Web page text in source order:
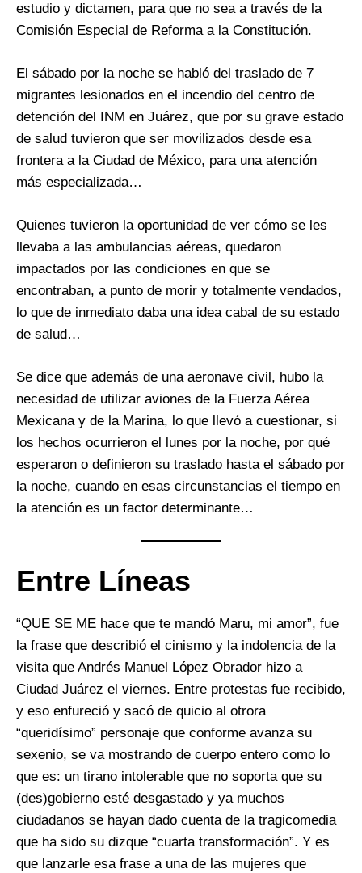
estudio y dictamen, para que no sea a través de la
Comisión Especial de Reforma a la Constitución.
El sábado por la noche se habló del traslado de 7
migrantes lesionados en el incendio del centro de
detención del INM en Juárez, que por su grave estado
de salud tuvieron que ser movilizados desde esa
frontera a la Ciudad de México, para una atención
más especializada…
Quienes tuvieron la oportunidad de ver cómo se les
llevaba a las ambulancias aéreas, quedaron
impactados por las condiciones en que se
encontraban, a punto de morir y totalmente vendados,
lo que de inmediato daba una idea cabal de su estado
de salud…
Se dice que además de una aeronave civil, hubo la
necesidad de utilizar aviones de la Fuerza Aérea
Mexicana y de la Marina, lo que llevó a cuestionar, si
los hechos ocurrieron el lunes por la noche, por qué
esperaron o definieron su traslado hasta el sábado por
la noche, cuando en esas circunstancias el tiempo en
la atención es un factor determinante…
Entre Líneas
“QUE SE ME hace que te mandó Maru, mi amor”, fue
la frase que describió el cinismo y la indolencia de la
visita que Andrés Manuel López Obrador hizo a
Ciudad Juárez el viernes. Entre protestas fue recibido,
y eso enfureció y sacó de quicio al otrora
“queridísimo” personaje que conforme avanza su
sexenio, se va mostrando de cuerpo entero como lo
que es: un tirano intolerable que no soporta que su
(des)gobierno esté desgastado y ya muchos
ciudadanos se hayan dado cuenta de la tragicomedia
que ha sido su dizque “cuarta transformación”. Y es
que lanzarle esa frase a una de las mujeres que